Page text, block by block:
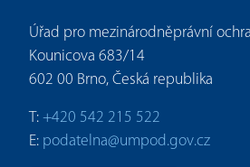
Úřad pro mezinárodněprávní
Kounicova 683/14
602 00 Brno, Česká republika
T: +420 542 215 522
E: podatelna@umpod.gov.cz